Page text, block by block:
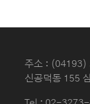
주소 : (04193)
신공덕동 155